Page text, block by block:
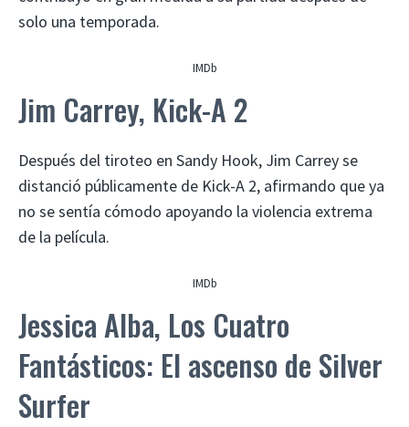
solo una temporada.
IMDb
Jim Carrey, Kick-A 2
Después del tiroteo en Sandy Hook, Jim Carrey se
distanció públicamente de Kick-A 2, afirmando que ya
no se sentía cómodo apoyando la violencia extrema
de la película.
IMDb
Jessica Alba, Los Cuatro
Fantásticos: El ascenso de Silver
Surfer